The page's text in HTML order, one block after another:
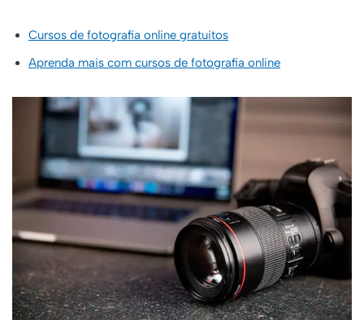
Cursos de fotografia online gratuitos
Aprenda mais com cursos de fotografia online